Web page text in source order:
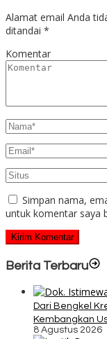
Alamat email Anda
ditandai *
Komentar
Simpan nama,
untuk komentar saya
Berita Terbaru
Dari Bengkel
Kembangkan
8 Agustus 2026